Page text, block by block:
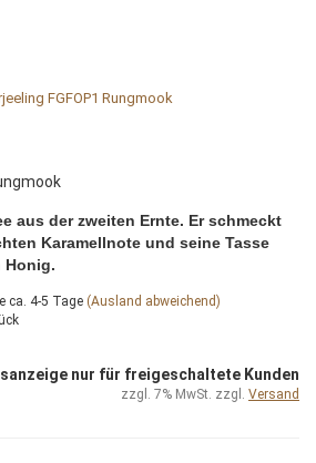
aus der zweiten Ernte. Er schmeckt
Karamellnote und seine Tasse
Honig.
ca. 4-5 Tage (Ausland abweichend)
nur für freigeschaltete Kunden
zzgl. 7% MwSt. zzgl. Versand